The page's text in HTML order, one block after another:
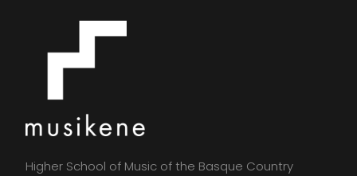
Higher School of Music of the Basque Country